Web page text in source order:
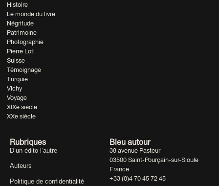
Histoire
Le monde du livre
Négritude
Patrimoine
Photographie
Pierre Loti
Suisse
Témoignage
Turquie
Vichy
Voyage
XIXe siècle
XXe siècle
Rubriques
D’un édito l’autre
Auteurs
Politique de confidentialité
Bleu autour
38 avenue Pasteur
03500 Saint-Pourçain-sur-Sioule
France
+33 (0)4 70 45 72 45